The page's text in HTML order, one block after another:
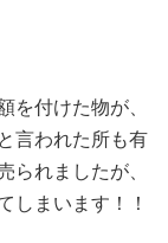
を付けた物が、
言われた所も有
られましたが、
しまいます！！